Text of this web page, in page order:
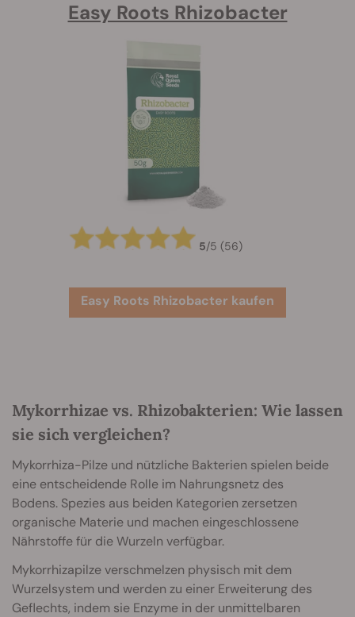
Easy Roots Rhizobacter
5/5 (56)
Easy Roots Rhizobacter kaufen
Mykorrhizae vs. Rhizobakterien: Wie lassen
sie sich vergleichen?
Mykorrhiza-Pilze und nützliche Bakterien spielen beide
eine entscheidende Rolle im Nahrungsnetz des
Bodens. Spezies aus beiden Kategorien zersetzen
organische Materie und machen eingeschlossene
Nährstoffe für die Wurzeln verfügbar.
Mykorrhizapilze verschmelzen physisch mit dem
Wurzelsystem und werden zu einer Erweiterung des
Geflechts, indem sie Enzyme in der unmittelbaren